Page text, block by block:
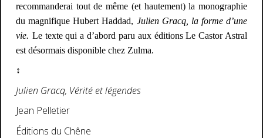
recommanderai tout de même (et hautement) la monographie
du magnifique Hubert Haddad, Julien Gracq, la forme d’une
vie. Le texte qui a d’abord paru aux éditions Le Castor Astral
est désormais disponible chez Zulma.
↕
Julien Gracq, Vérité et légendes
Jean Pelletier
Éditions du Chêne